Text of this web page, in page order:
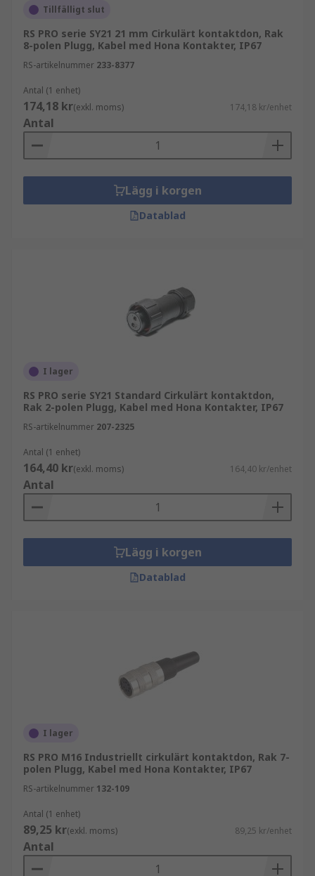
Tillfälligt slut
RS PRO serie SY21 21 mm Cirkulärt kontaktdon, Rak
8-polen Plugg, Kabel med Hona Kontakter, IP67
RS-artikelnummer 233-8377
Antal (1 enhet)
174,18 kr(exkl. moms) 174,18 kr/enhet
Antal
Lägg i korgen
Datablad
I lager
RS PRO serie SY21 Standard Cirkulärt kontaktdon,
Rak 2-polen Plugg, Kabel med Hona Kontakter, IP67
RS-artikelnummer 207-2325
Antal (1 enhet)
164,40 kr(exkl. moms) 164,40 kr/enhet
Antal
Lägg i korgen
Datablad
I lager
RS PRO M16 Industriellt cirkulärt kontaktdon, Rak 7-
polen Plugg, Kabel med Hona Kontakter, IP67
RS-artikelnummer 132-109
Antal (1 enhet)
89,25 kr(exkl. moms) 89,25 kr/enhet
Antal